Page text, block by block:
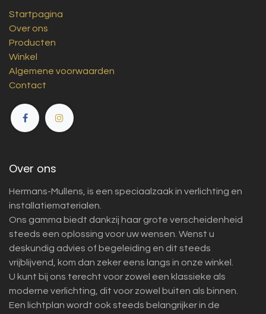
Startpagina
Over ons
Producten
Winkel
Algemene voorwaarden
Contact
Over ons
Hermans-Mullens, is een speciaalzaak in verlichting en
installatiematerialen.
Ons gamma biedt dankzij haar grote verscheidenheid
steeds een oplossing voor uw wensen. Wenst u
deskundig advies of begeleiding en dit steeds
vrijblijvend, kom dan zeker eens langs in onze winkel.
U kunt bij ons terecht voor zowel een klassieke als
moderne verlichting, dit voor zowel buiten als binnen.
Een lichtplan wordt ook steeds belangrijker in de